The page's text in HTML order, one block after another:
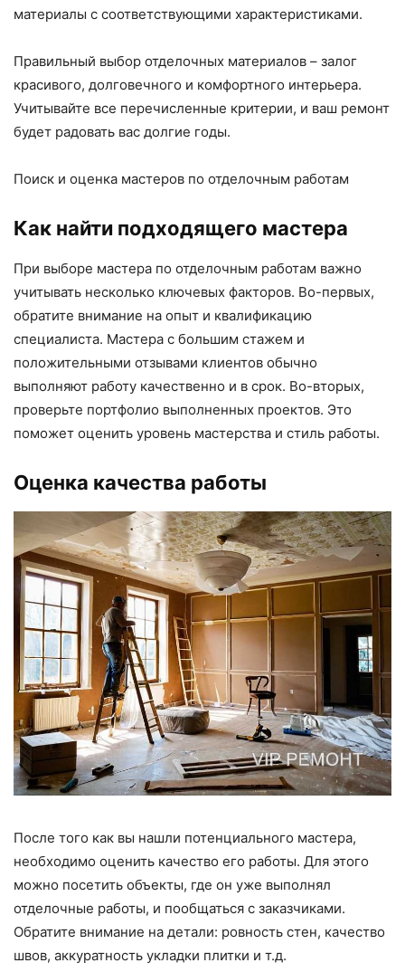
материалы с соответствующими характеристиками.
Правильный выбор отделочных материалов – залог
красивого, долговечного и комфортного интерьера.
Учитывайте все перечисленные критерии, и ваш ремонт
будет радовать вас долгие годы.
Поиск и оценка мастеров по отделочным работам
Как найти подходящего мастера
При выборе мастера по отделочным работам важно
учитывать несколько ключевых факторов. Во-первых,
обратите внимание на опыт и квалификацию
специалиста. Мастера с большим стажем и
положительными отзывами клиентов обычно
выполняют работу качественно и в срок. Во-вторых,
проверьте портфолио выполненных проектов. Это
поможет оценить уровень мастерства и стиль работы.
Оценка качества работы
После того как вы нашли потенциального мастера,
необходимо оценить качество его работы. Для этого
можно посетить объекты, где он уже выполнял
отделочные работы, и пообщаться с заказчиками.
Обратите внимание на детали: ровность стен, качество
швов, аккуратность укладки плитки и т.д.